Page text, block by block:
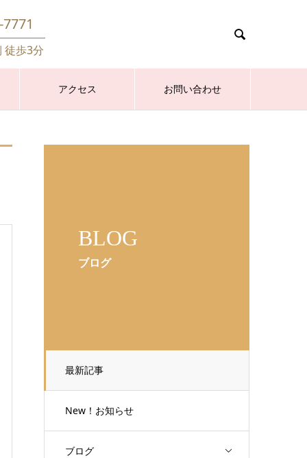
徒歩3分

アクセス お問い合わせ
BLOG
ブログ
最新記事
New！お知らせ
ブログ